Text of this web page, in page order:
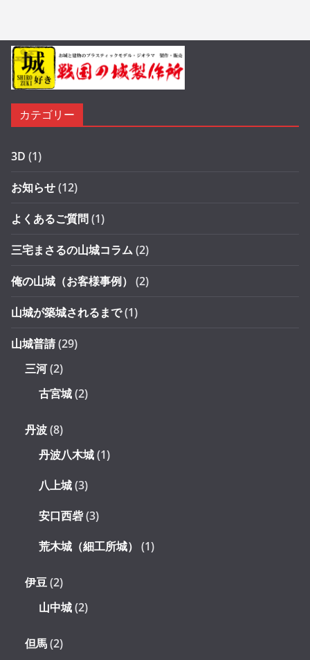
カテゴリー
3D (1)
お知らせ(12)
よくあるご質問(1)
三宅まさるの山城コラム(2)
俺の山城（お客様事例） (2)
山城が築城されるまで(1)
山城普請(29)
三河(2)
古宮城(2)
丹波(8)
丹波八木城(1)
八上城(3)
安口西砦(3)
荒木城（細工所城） (1)
伊豆(2)
山中城(2)
但馬(2)